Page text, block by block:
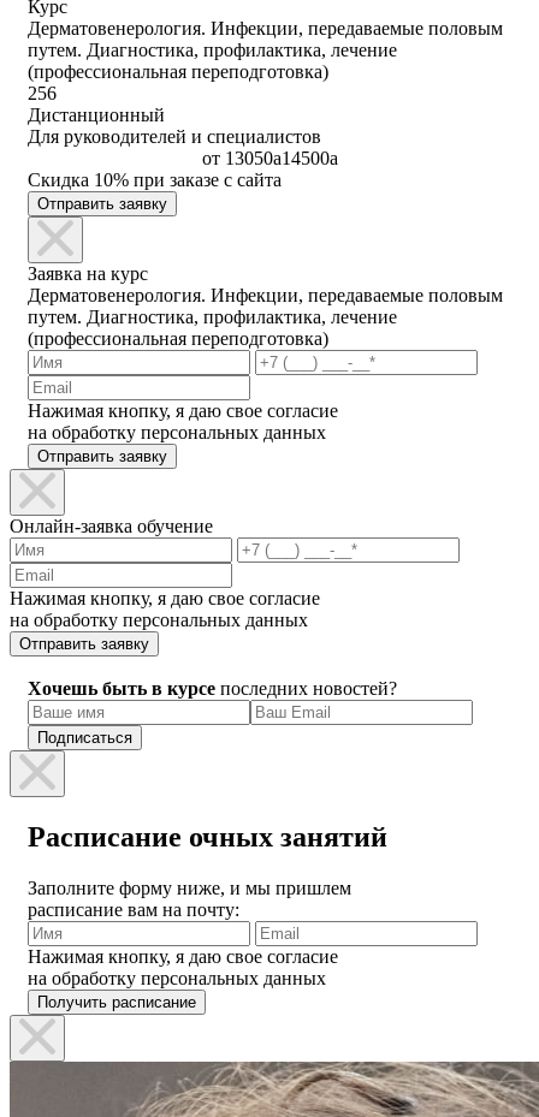
Курс
Дерматовенерология. Инфекции, передаваемые половым
путем. Диагностика, профилактика, лечение
(профессиональная переподготовка)
256
Дистанционный
Для руководителей и специалистов
от13050a14500a
Скидка 10% при заказе с сайта
Отправить заявку
Заявка на курс
Дерматовенерология. Инфекции, передаваемые половым
путем. Диагностика, профилактика, лечение
(профессиональная переподготовка)
Нажимая кнопку, я даю свое согласие
на обработку персональных данных
Отправить заявку
Онлайн-заявка обучение
Нажимая кнопку, я даю свое согласие
на обработку персональных данных
Отправить заявку
Хочешь быть в курсе последних новостей?
Расписание очных занятий
Заполните форму ниже, и мы пришлем
расписание вам на почту:
Нажимая кнопку, я даю свое согласие
на обработку персональных данных